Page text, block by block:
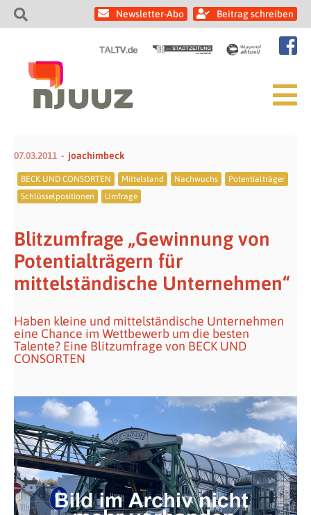
Newsletter-Abo Beitrag schreiben
07.03.2011 joachimbeck
BECK UND CONSORTEN Mittelstand Nachwuchs
Potentialträger
Schlüsselpositionen
Umfrage
Blitzumfrage „Gewinnung von
Potentialträgern für
mittelständische Unternehmen“
Haben kleine und mittelständische Unternehmen
eine Chance im Wettbewerb um die besten
Talente? Eine Blitzumfrage von BECK UND
CONSORTEN